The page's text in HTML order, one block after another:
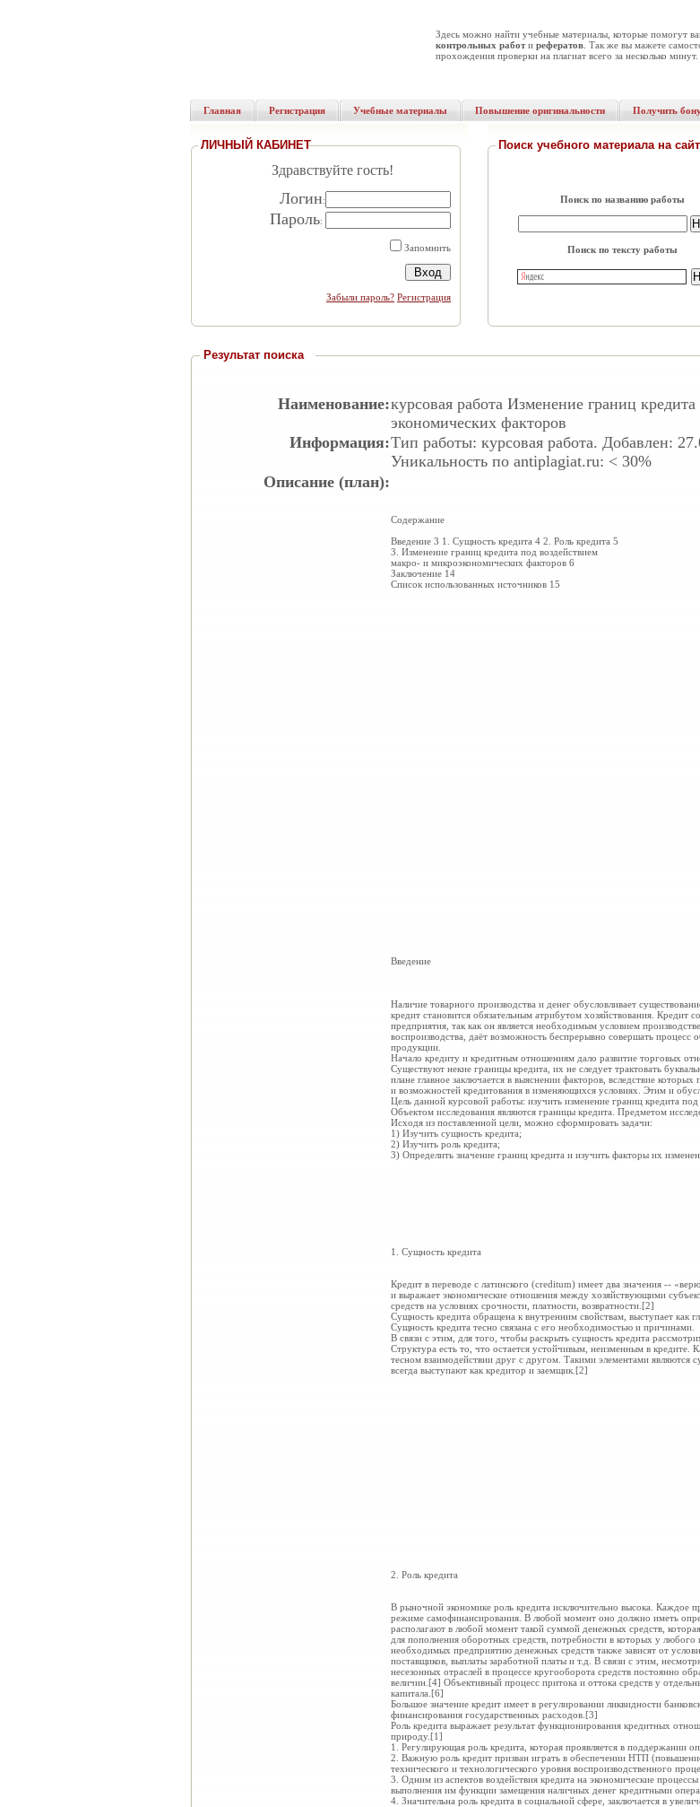
Здесь можно найти учебные материалы, которые помогут
контрольных работи рефератов . Так же вы мажете
прохождения проверки на плагиат всего за несколько минут.
Главная Регистрация Учебные материалы Повышение оригинальности Получить
ЛИЧНЫЙ КАБИНЕТ
Здравствуйте гость!
Логин:
Пароль:
Запомнить
Забыли пароль? Регистрация
Поиск учебного материала на
Поиск по названию работы
Поиск по тексту работы
Результат поиска
Наименование:курсовая работа Изменение границ
экономических факторов
Информация:Тип работы: курсовая работа. Добавлен:
Уникальность по antiplagiat.ru: < 30%
Описание (план):
Содержание
Введение 3 1. Сущность кредита 4 2. Роль кредита 5
3. Изменение границ кредита под воздействием
макро- и микроэкономических факторов 6
Заключение 14
Список использованных источников 15
Введение
Наличие товарного производства и денег обусловливает
кредит становится обязательным атрибутом хозяйствования. Кредит
предприятия, так как он является необходимым условием
воспроизводства, даёт возможность беспрерывно совершать процесс
продукции.
Начало кредиту и кредитным отношениям дало развитие торговых
Существуют некие границы кредита, их не следует трактовать
плане главное заключается в выяснении факторов, вследствие
и возможностей кредитования в изменяющихся условиях. Этим и
Цель данной курсовой работы: изучить изменение границ кредита
Объектом исследования являются границы кредита. Предметом
Исходя из поставленной цели, можно сформировать задачи:
1) Изучить сущность кредита;
2) Изучить роль кредита;
3) Определить значение границ кредита и изучить факторы их
1. Сущность кредита
Кредит в переводе с латинского (creditum) имеет два значения --
и выражает экономические отношения между хозяйствующими
средств на условиях срочности, платности, возвратности.[2]
Сущность кредита обращена к внутренним свойствам, выступает как
Сущность кредита тесно связана с его необходимостью и причинами.
В связи с этим, для того, чтобы раскрыть сущность кредита
Структура есть то, что остается устойчивым, неизменным в кредите.
тесном взаимодействии друг с другом. Такими элементами
всегда выступают как кредитор и заемщик.[2]
2. Роль кредита
В рыночной экономике роль кредита исключительно высока. Каждое
режиме самофинансирования. В любой момент оно должно иметь
располагают в любой момент такой суммой денежных средств,
для пополнения оборотных средств, потребности в которых у
необходимых предприятию денежных средств также зависят от
поставщиков, выплаты заработной платы и т.д. В связи с этим,
несезонных отраслей в процессе кругооборота средств постоянно
величин.[4] Объективный процесс притока и оттока средств у
капитала.[6]
Большое значение кредит имеет в регулировании ликвидности
финансирования государственных расходов.[3]
Роль кредита выражает результат функционирования кредитных
природу.[1]
1. Регулирующая роль кредита, которая проявляется в поддержании
2. Важную роль кредит призван играть в обеспечении НТП
технического и технологического уровня воспроизводственного
3. Одним из аспектов воздействия кредита на экономические процессы
выполнения им функции замещения наличных денег кредитными
4. Значительна роль кредита в социальной сфере, заключается в